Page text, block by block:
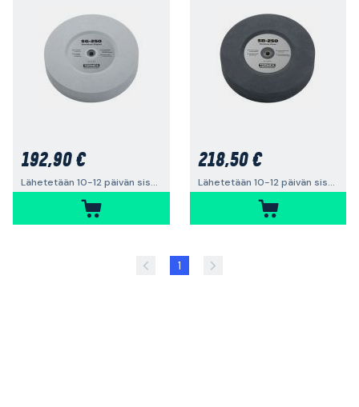
192,90 €
Lähetetään 10-12 päivän sisällä
218,50 €
Lähetetään 10-12 päivän sisällä
1